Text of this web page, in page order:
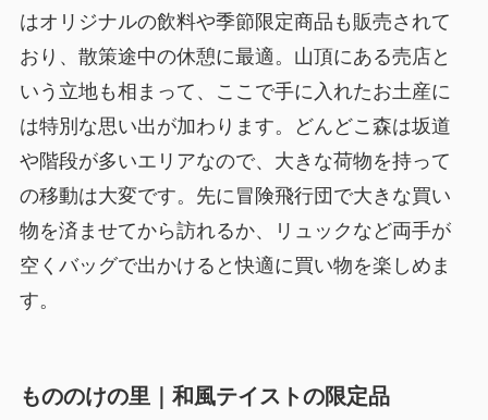
はオリジナルの飲料や季節限定商品も販売されて
おり、散策途中の休憩に最適。山頂にある売店と
いう立地も相まって、ここで手に入れたお土産に
は特別な思い出が加わります。どんどこ森は坂道
や階段が多いエリアなので、大きな荷物を持って
の移動は大変です。先に冒険飛行団で大きな買い
物を済ませてから訪れるか、リュックなど両手が
空くバッグで出かけると快適に買い物を楽しめま
す。
もののけの里｜和風テイストの限定品